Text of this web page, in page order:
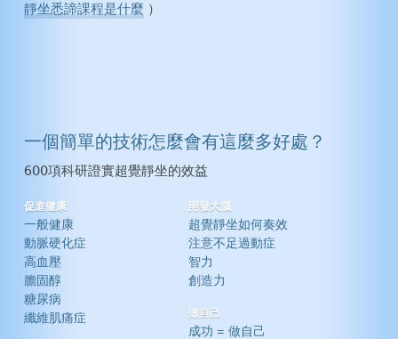
靜坐悉諦課程是什麼 ）
一個簡單的技術怎麼會有這麼多好處？
600項科研證實超覺靜坐的效益
促進健康
一般健康
動脈硬化症
高血壓
膽固醇
糖尿病
纖維肌痛症
開發大腦
超覺靜坐如何奏效
注意不足過動症
智力
創造力
做自己
成功 = 做自己